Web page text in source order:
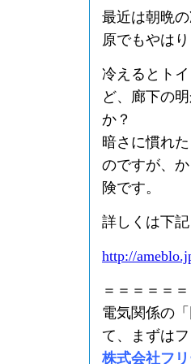
最近は朝晩
原でもやは
冷えるとト
ど、廊下の
か？
暗さに慣れ
のですが、
険です。
詳しくは下
http://
＝＝＝＝＝
電気関係の
て、まずは
株式会社フ